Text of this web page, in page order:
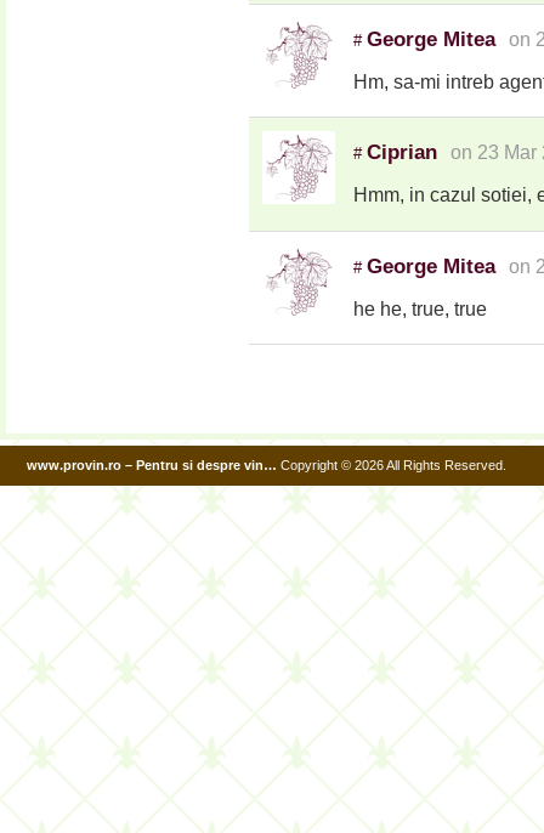
# George Mitea on
Hm, sa-mi intreb
# Ciprian on 23 Mar
Hmm, in cazul sotiei,
# George Mitea on
he he, true, true
www.provin.ro – Pentru si despre vin… Copyright © 2026 All Rights Reserved.